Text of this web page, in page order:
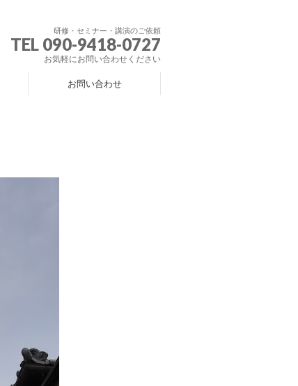
研修・セミナー・講演のご依頼
TEL 090-9418-0727
お気軽にお問い合わせください
お問い合わせ